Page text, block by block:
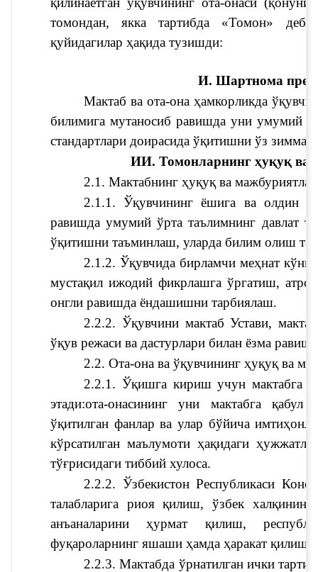
томондан, якка тартибда «Томон» деб
қуйидагилар ҳақида тузишди:
И. Шартнома
Мактаб ва ота-она ҳамкорликда
билимига мутаносиб равишда уни умумий
стандартлари доирасида ўқитишни ўз
ИИ. Томонларнинг ҳуқуқ ва
2.1. Мактабнинг ҳуқуқ ва
2.1.1. Ўқувчининг ёшига ва олдин
равишда умумий ўрта таълимнинг давлат
ўқитишни таъминлаш, уларда билим олиш
2.1.2. Ўқувчида бирламчи меҳнат
мустақил ижодий фикрлашга ўргатиш,
онгли равишда ёндашишни тарбиялаш.
2.2.2. Ўқувчини мактаб Устави,
ўқув режаси ва дастурлари билан ёзма
2.2. Ота-она ва ўқувчининг ҳуқуқ ва
2.2.1. Ўқишга кириш учун мактабга
этади:ота-онасининг уни мактабга қабул
ўқитилган фанлар ва улар бўйича
кўрсатилган маълумоти ҳақидаги
тўғрисидаги тиббий хулоса.
2.2.2. Ўзбекистон Республикаси
талабларига риоя қилиш, ўзбек
анъаналарини ҳурмат қилиш,
фуқароларнинг яшаши ҳамда ҳаракат
2.2.3. Мактабда ўрнатилган ички